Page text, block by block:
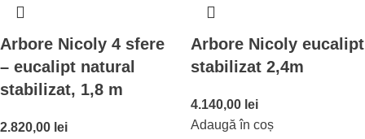
Arbore Nicoly 4 sfere
– eucalipt natural
stabilizat, 1,8 m
2.820,00 lei
Arbore Nicoly eucalipt
stabilizat 2,4m
4.140,00 lei
Adaugă în coș